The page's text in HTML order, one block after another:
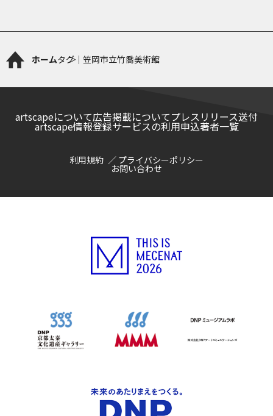
ホームタグ｜笠岡市立竹喬美術館
artscapeについて広告掲載についてプレスリリース送付
artscape情報登録サービスの利用申込著者一覧
利用規約 プライバシーポリシー
お問い合わせ